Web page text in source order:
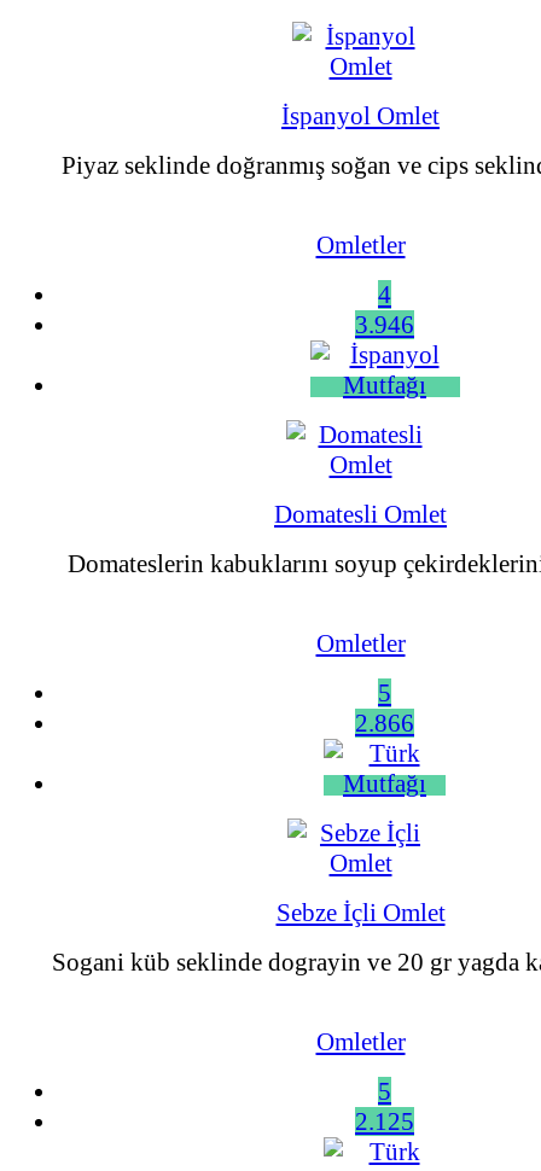
İspanyol Omlet
Piyaz seklinde doğranmış soğan ve cips
Omletler
4
3.946
Domatesli Omlet
Domateslerin kabuklarını soyup
Omletler
5
2.866
Sebze İçli Omlet
Sogani küb seklinde dograyin ve 20 gr yagda
Omletler
5
2.125